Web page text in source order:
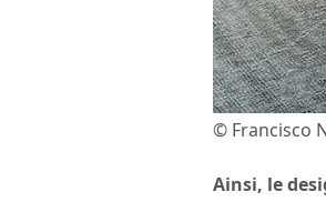
© Francisco
Ainsi, le